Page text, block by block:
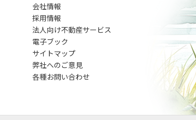
会社情報
採用情報
法人向け不動産サービス
電子ブック
サイトマップ
弊社へのご意見
各種お問い合わせ